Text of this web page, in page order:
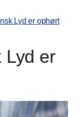
Lyd er ophørt
Lyd er